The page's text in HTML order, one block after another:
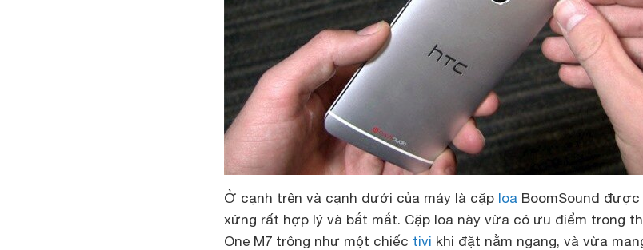
Ở cạnh trên và cạnh dưới của máy là cặp loa BoomSound
xứng rất hợp lý và bắt mắt. Cặp loa này vừa có ưu điểm trong
One M7 trông như một chiếc tivi khi đặt nằm ngang, và vừa